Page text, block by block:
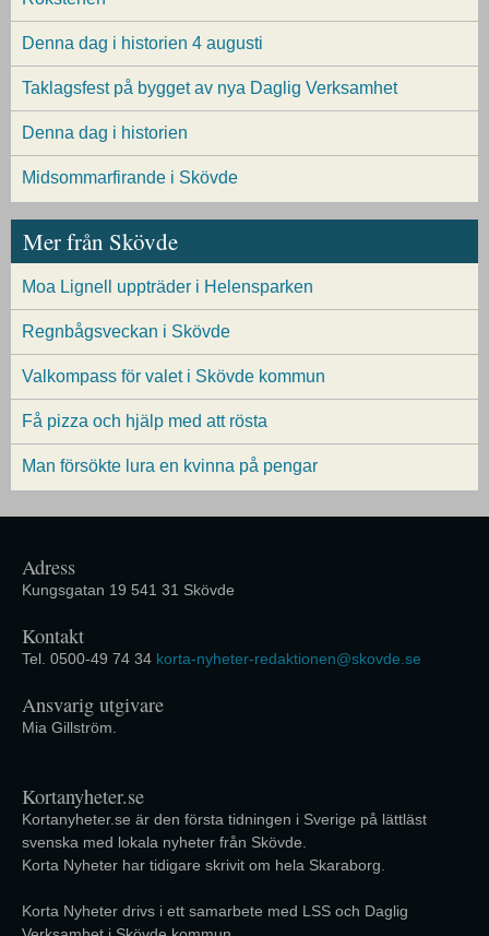
Denna dag i historien 4 augusti
Taklagsfest på bygget av nya Daglig Verksamhet
Denna dag i historien
Midsommarfirande i Skövde
Mer från Skövde
Moa Lignell uppträder i Helensparken
Regnbågsveckan i Skövde
Valkompass för valet i Skövde kommun
Få pizza och hjälp med att rösta
Man försökte lura en kvinna på pengar
Adress
Kungsgatan 19 541 31 Skövde
Kontakt
Tel. 0500-49 74 34 korta-nyheter-redaktionen@skovde.se
Ansvarig utgivare
Mia Gillström.
Kortanyheter.se
Kortanyheter.se är den första tidningen i Sverige på lättläst
svenska med lokala nyheter från Skövde.
Korta Nyheter har tidigare skrivit om hela Skaraborg.
Korta Nyheter drivs i ett samarbete med LSS och Daglig